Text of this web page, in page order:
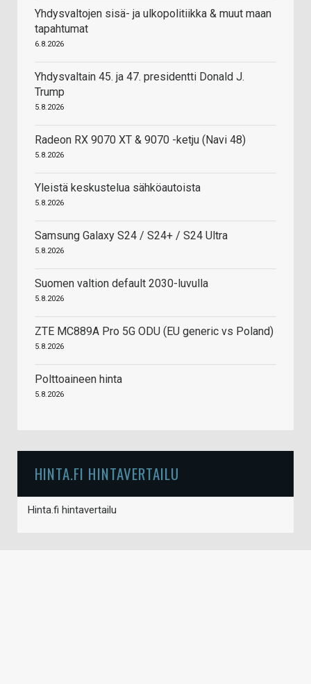
Yhdysvaltojen sisä- ja ulkopolitiikka & muut maan
tapahtumat
6.8.2026
Yhdysvaltain 45. ja 47. presidentti Donald J.
Trump
5.8.2026
Radeon RX 9070 XT & 9070 -ketju (Navi 48)
5.8.2026
Yleistä keskustelua sähköautoista
5.8.2026
Samsung Galaxy S24 / S24+ / S24 Ultra
5.8.2026
Suomen valtion default 2030-luvulla
5.8.2026
ZTE MC889A Pro 5G ODU (EU generic vs Poland)
5.8.2026
Polttoaineen hinta
5.8.2026
HINTA.FI HINTAVERTAILU
Hinta.fi hintavertailu